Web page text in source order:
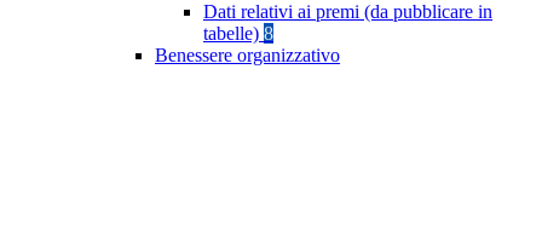
Dati relativi ai premi (da pubblicare in
tabelle) 8
Benessere organizzativo